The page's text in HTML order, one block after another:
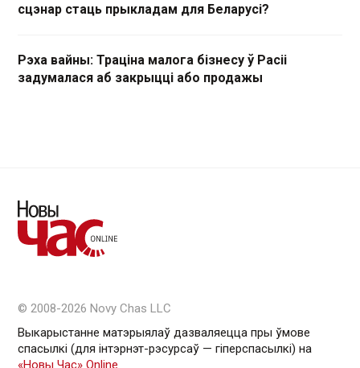
сцэнар стаць прыкладам для Беларусі?
Рэха вайны: Траціна малога бізнесу ў Расіі
задумалася аб закрыцці або продажы
© 2008-2026 Novy Chas LLC
Выкарыстанне матэрыялаў дазваляецца пры ўмове
спасылкі (для інтэрнэт-рэсурсаў — гiперспасылкi) на
«Новы Час» Online